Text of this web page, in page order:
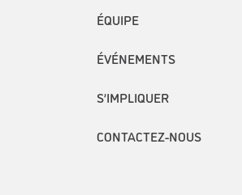
ÉQUIPE
ÉVÉNEMENTS
S’IMPLIQUER
CONTACTEZ-NOUS